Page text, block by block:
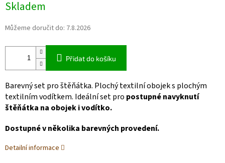
cena:
Skladem
Můžeme doručit do: 7.8.2026
Přidat do košíku
Barevný set pro štěňátka. Plochý textilní obojek s plochým
textilním vodítkem. Ideální set pro postupné navyknutí
štěňátka na obojek i vodítko.
Dostupné v několika barevných provedení.
Detailní informace